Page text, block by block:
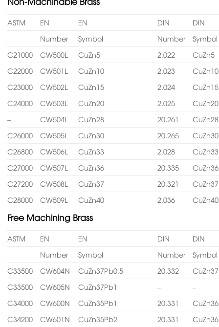
ASTM EN EN DIN
DIN
Number
Symbol Number
Symbol
C21000
CW500L CuZn5 2.022
CuZn5
C22000
CW501L CuZn10 2.023
CuZn10
C23000
CW502L CuZn15 2.024
CuZn15
C24000
CW503L CuZn20 2.025
CuZn20
–
CW504L CuZn28 20.261
CuZn28
C26000
CW505L CuZn30 20.265
CuZn30
C26800
CW506L CuZn33 2.028
CuZn33
C27000
CW507L CuZn36 20.335
CuZn36
C27200
CW508L CuZn37 20.321
CuZn37
C28000
CW509L CuZn40 2.036 CuZn40
Free Machining Brass
ASTM EN EN DIN
DIN
Number
Symbol Number
Symbol
C33500
CW604N CuZn37Pb0.5 20.332
C33500
CW605N CuZn37Pb1 –
–
C34000
CW600N CuZn35Pb1 20.331
C34200
CW601N CuZn35Pb2 20.331